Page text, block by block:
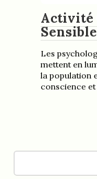
Activité
Les
mettent en
la population
conscience